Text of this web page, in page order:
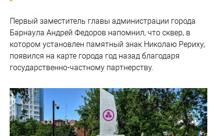
Первый заместитель главы администрации города
Барнаула Андрей Федоров напомнил, что сквер, в
котором установлен памятный знак Николаю Рериху,
появился на карте города год назад благодаря
государственно-частному партнерству.